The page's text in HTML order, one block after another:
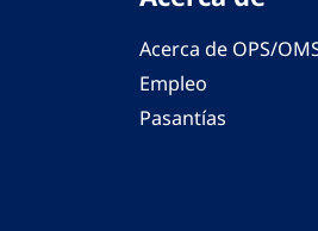
Acerca de OPS/
Empleo
Pasantías